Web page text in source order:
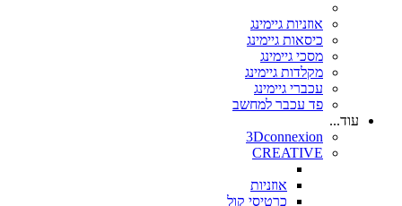
אוזניות גיימינג
כיסאות גיימינג
מסכי גיימינג
מקלדות גיימינג
עכברי גיימינג
פד עכבר למחשב
עוד...
3Dconnexion
CREATIVE
אוזניות
כרטיסי קול